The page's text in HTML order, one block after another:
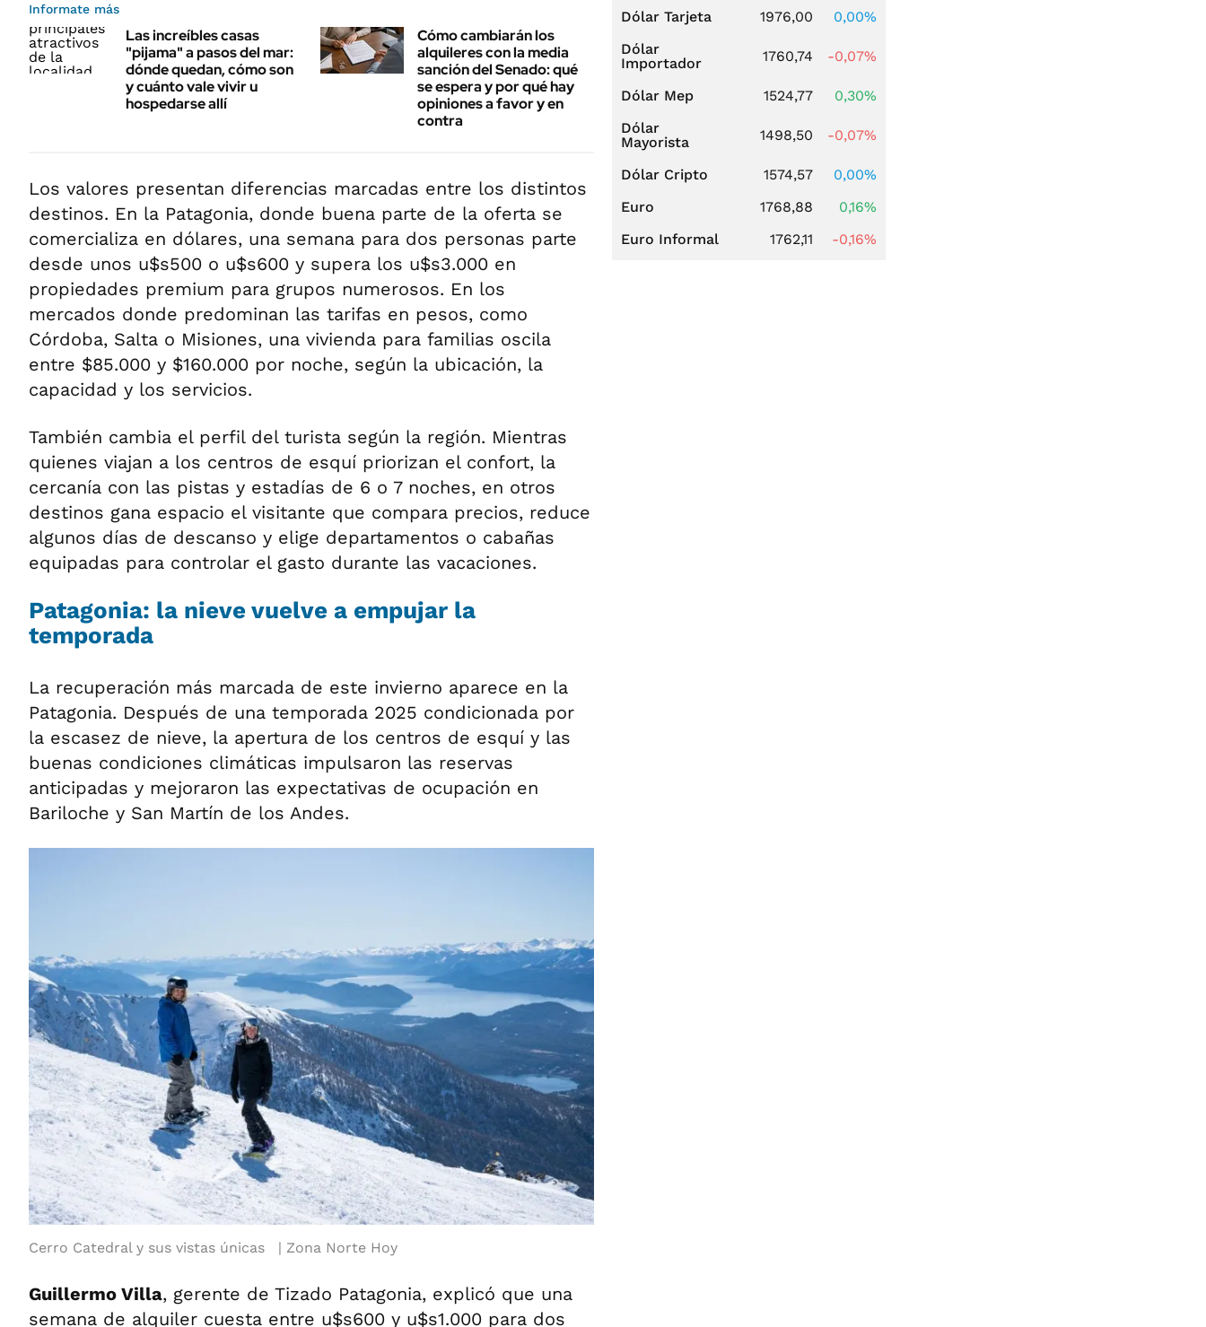
Informate más
Las increíbles casas
"pijama" a pasos del mar:
dónde quedan, cómo son
y cuánto vale vivir u
hospedarse allí
Cómo cambiarán los
alquileres con la media
sanción del Senado: qué
se espera y por qué hay
opiniones a favor y en
contra
Los valores presentan diferencias marcadas entre los distintos
destinos. En la Patagonia, donde buena parte de la oferta se
comercializa en dólares, una semana para dos personas parte
desde unos u$s500 o u$s600 y supera los u$s3.000 en
propiedades premium para grupos numerosos. En los
mercados donde predominan las tarifas en pesos, como
Córdoba, Salta o Misiones, una vivienda para familias oscila
entre $85.000 y $160.000 por noche, según la ubicación, la
capacidad y los servicios.
También cambia el perfil del turista según la región. Mientras
quienes viajan a los centros de esquí priorizan el confort, la
cercanía con las pistas y estadías de 6 o 7 noches, en otros
destinos gana espacio el visitante que compara precios, reduce
algunos días de descanso y elige departamentos o cabañas
equipadas para controlar el gasto durante las vacaciones.
Patagonia: la nieve vuelve a empujar la
temporada
La recuperación más marcada de este invierno aparece en la
Patagonia. Después de una temporada 2025 condicionada por
la escasez de nieve, la apertura de los centros de esquí y las
buenas condiciones climáticas impulsaron las reservas
anticipadas y mejoraron las expectativas de ocupación en
Bariloche y San Martín de los Andes.
Cerro Catedral y sus vistas únicas Zona Norte Hoy
Guillermo Villa, gerente de Tizado Patagonia, explicó que una
semana de alquiler cuesta entre u$s600 y u$s1.000 para dos
Dólar Tarjeta
1976,00
0,00%
Dólar
Importador
1760,74 -0,07%
Dólar Mep 1524,77
0,30%
Dólar
Mayorista
1498,50 -0,07%
Dólar Cripto 1574,57
0,00%
Euro
1768,88
0,16%
Euro Informal
1762,11 -0,16%